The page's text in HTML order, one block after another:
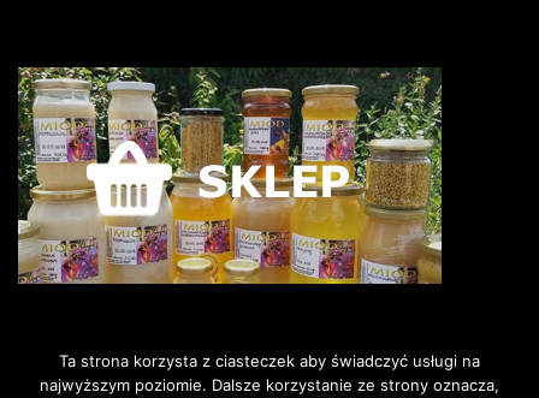
Ta strona korzysta z ciasteczek aby świadczyć usługi na
najwyższym poziomie. Dalsze korzystanie ze strony oznacza,